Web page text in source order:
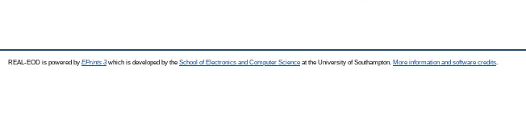
REAL-EOD is powered by EPrints 3which is developed by the School of Electronics and Computer Science at the University of Southampton. More information and software credits